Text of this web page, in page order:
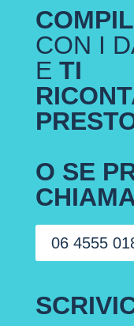
CON I
E TI
O SE
06 4555